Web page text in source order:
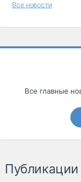
Все новости
Все главные